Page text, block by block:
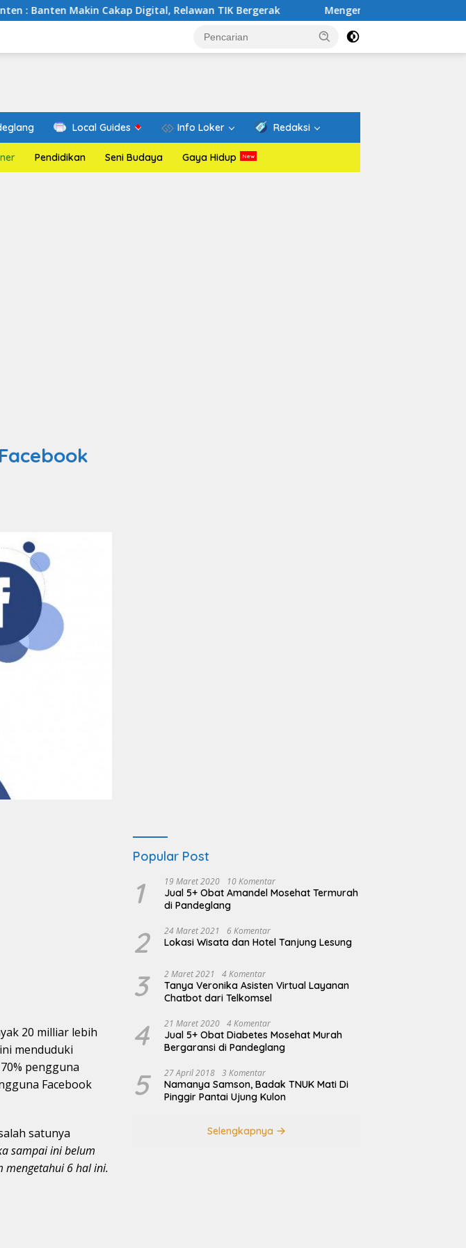
Cakap Digital, Relawan TIK Bergerak Mengenal Website Resmi PAFI: Wadah
Local Guides Info Loker Redaksi
Pendidikan Seni Budaya Gaya Hidup
20 milliar lebih
menduduki
pengguna
Facebook
satunya
sampai ini belum
mengetahui 6 hal ini.
Popular Post
1 19 Maret 2020 10 Komentar
Jual 5+ Obat Amandel Mosehat Termurah
di Pandeglang
2 24 Maret 2021 6 Komentar
Lokasi Wisata dan Hotel Tanjung Lesung
3 2 Maret 2021 4 Komentar
Tanya Veronika Asisten Virtual Layanan
Chatbot dari Telkomsel
4 21 Maret 2020 4 Komentar
Jual 5+ Obat Diabetes Mosehat Murah
Bergaransi di Pandeglang
5 27 April 2018 3 Komentar
Namanya Samson, Badak TNUK Mati Di
Pinggir Pantai Ujung Kulon
Selengkapnya